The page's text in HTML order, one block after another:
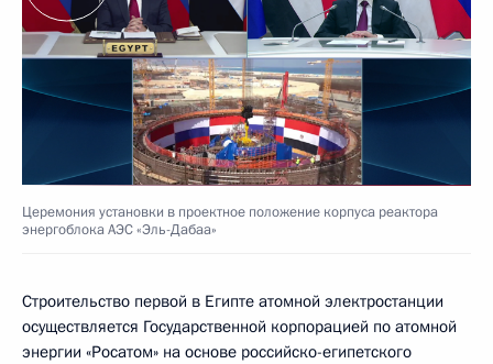
Церемония установки в проектное положение корпуса реактора
энергоблока АЭС «Эль-Дабаа»
Строительство первой в Египте атомной электростанции
осуществляется Государственной корпорацией по атомной
энергии «Росатом» на основе российско-египетского